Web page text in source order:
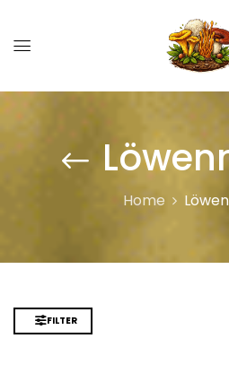
Home
FILTER